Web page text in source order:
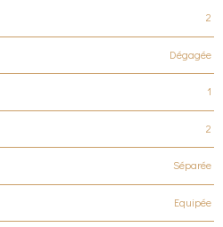
2
Dégagée
1
2
Séparée
Equipée